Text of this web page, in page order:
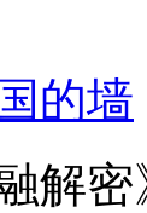
的墙
解